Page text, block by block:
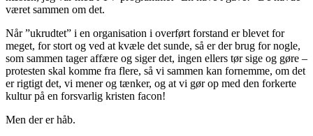
været sammen om det.
Når ”ukrudtet” i en organisation i overført forstand er blevet for
meget, for stort og ved at kvæle det sunde, så er der brug for nogle,
som sammen tager affære og siger det, ingen ellers tør sige og gøre –
protesten skal komme fra flere, så vi sammen kan fornemme, om det
er rigtigt det, vi mener og tænker, og at vi gør op med den forkerte
kultur på en forsvarlig kristen facon!
Men der er håb.